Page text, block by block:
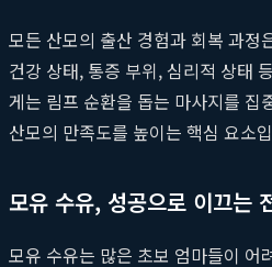
모든 산모의 출산 경험과 회복 과정
건강 상태, 통증 부위, 심리적 상태
게는 림프 순환을 돕는 마사지를 집
산모의 만족도를 높이는 핵심 요소
모유 수유, 성공으로 이끄는
모유 수유는 많은 초보 엄마들이 어